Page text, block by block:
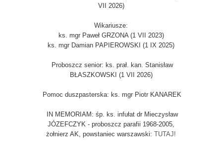
VII 2026)
Wikariusze:
ks. mgr Paweł GRZONA (1 VII 2023)
ks. mgr Damian PAPIEROWSKI (1 IX 2025)
Proboszcz senior: ks. prał. kan. Stanisław
BŁASZKOWSKI (1 VII 2026)
Pomoc duszpasterska: ks. mgr Piotr KANAREK
IN MEMORIAM: śp. ks. infułat dr Mieczysław
JÓZEFCZYK - proboszcz parafii 1968-2005,
żołnierz AK, powstaniec warszawski: TUTAJ!